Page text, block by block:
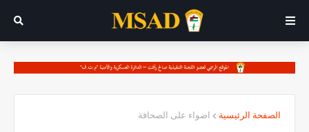
الصفحة الرئيسية اضواء على الصحافة